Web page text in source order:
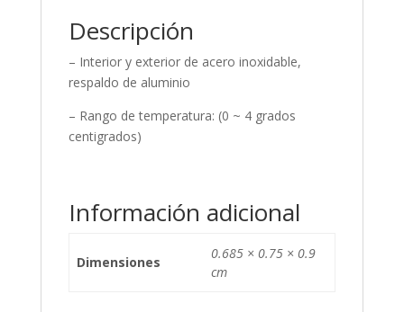
Descripción
– Interior y exterior de acero inoxidable,
respaldo de aluminio
– Rango de temperatura: (0 ~ 4 grados
centigrados)
Información adicional
Dimensiones
0.685 × 0.75 × 0.9
cm